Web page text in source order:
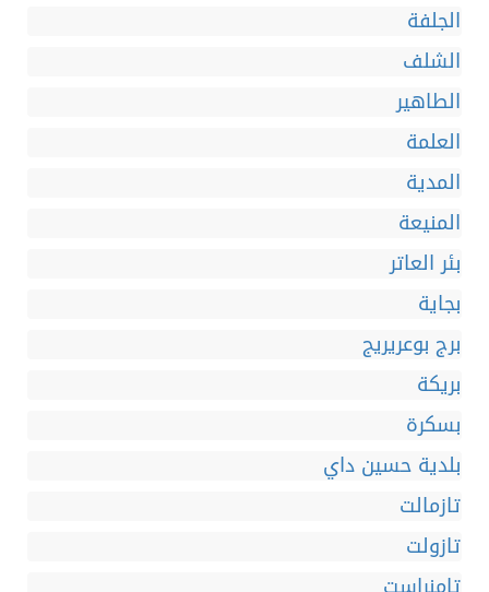
الجلفة
الشلف
الطاهير
العلمة
المدية
المنيعة
بئر العاتر
بجاية
برج بوعريريج
بريكة
بسكرة
بلدية حسين داي
تازمالت
تازولت